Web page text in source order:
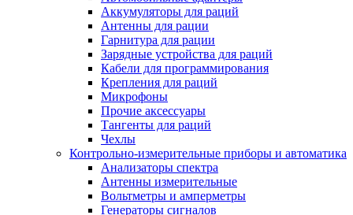
Аккумуляторы для раций
Антенны для рации
Гарнитура для рации
Зарядные устройства для раций
Кабели для программирования
Крепления для раций
Микрофоны
Прочие аксессуары
Тангенты для раций
Чехлы
Контрольно-измерительные приборы и автоматика
Анализаторы спектра
Антенны измерительные
Вольтметры и амперметры
Генераторы сигналов